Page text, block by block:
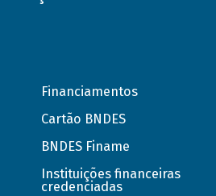
Financiamentos
Cartão BNDES
BNDES Finame
Instituições financeiras
credenciadas